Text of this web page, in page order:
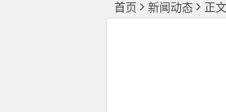
首页 新闻动态 正文